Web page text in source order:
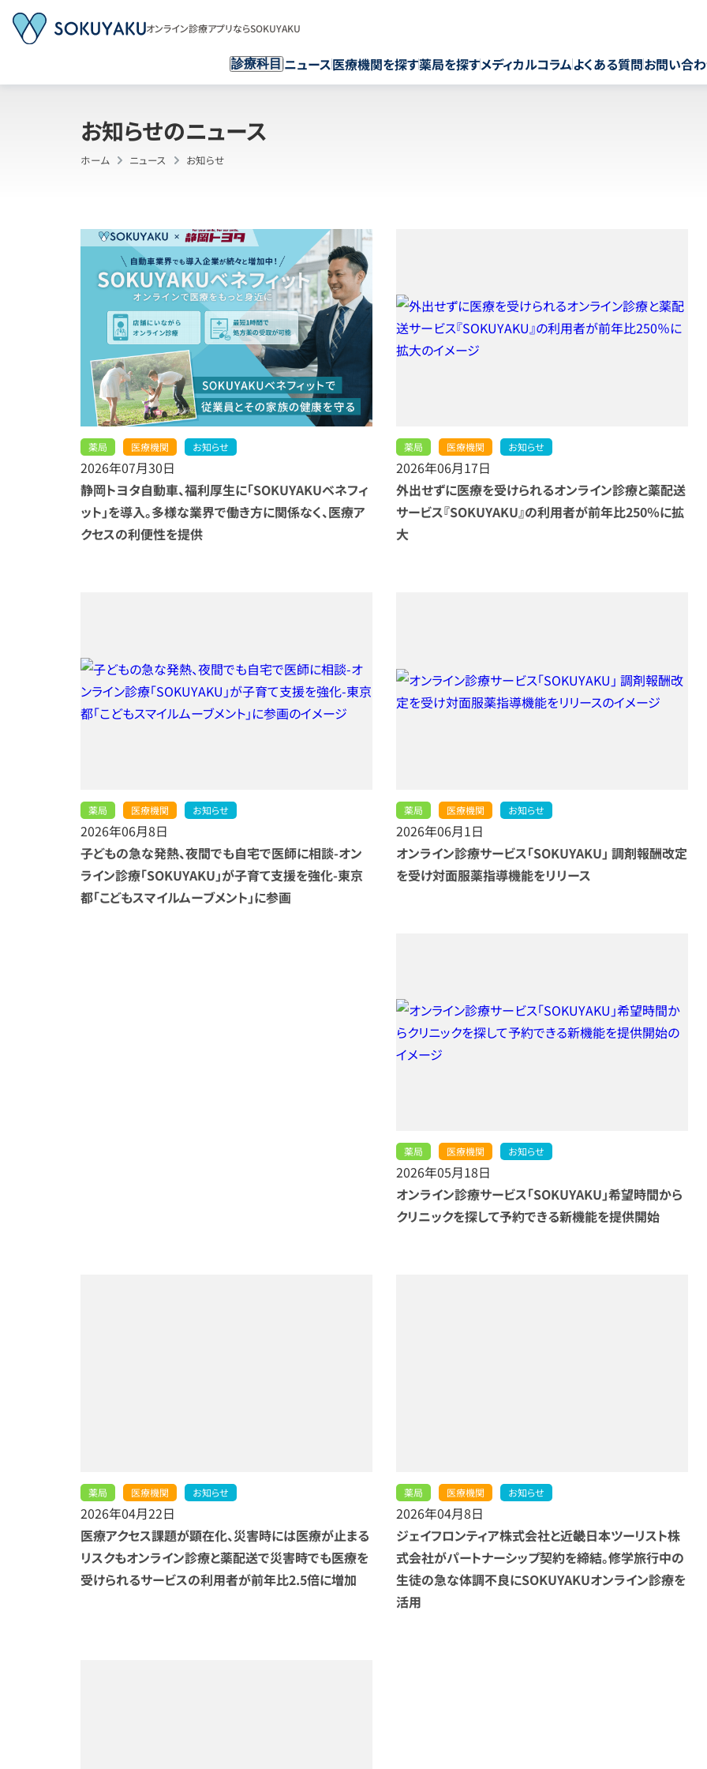
オンライン診療アプリならSOKUYAKU
診療科目 ニュース医療機関を探す薬局を探すメディカルコラムよくある質問お問い合
お知らせのニュース
ホーム ニュース お知らせ
薬局 医療機関 お知らせ
2026年07月30日
静岡トヨタ自動車、福利厚生に「SOKUYAKUベネフィ
ット」を導入。多様な業界で働き方に関係なく、医療ア
クセスの利便性を提供
薬局 医療機関 お知らせ
2026年06月17日
外出せずに医療を受けられるオンライン診療と薬配送
サービス『SOKUYAKU』の利用者が前年比250％に拡
大
薬局 医療機関 お知らせ
2026年06月8日
子どもの急な発熱、夜間でも自宅で医師に相談-オン
ライン診療「SOKUYAKU」が子育て支援を強化-東京
都「こどもスマイルムーブメント」に参画
薬局 医療機関 お知らせ
2026年06月1日
オンライン診療サービス「SOKUYAKU」 調剤報酬改定
を受け対面服薬指導機能をリリース
薬局 医療機関 お知らせ
2026年05月18日
オンライン診療サービス「SOKUYAKU」希望時間から
クリニックを探して予約できる新機能を提供開始
薬局 医療機関 お知らせ
2026年04月22日
医療アクセス課題が顕在化、災害時には医療が止まる
リスクもオンライン診療と薬配送で災害時でも医療を
受けられるサービスの利用者が前年比2.5倍に増加
薬局 医療機関 お知らせ
2026年04月8日
ジェイフロンティア株式会社と近畿日本ツーリスト株
式会社がパートナーシップ契約を締結。修学旅行中の
生徒の急な体調不良にSOKUYAKUオンライン診療を
活用